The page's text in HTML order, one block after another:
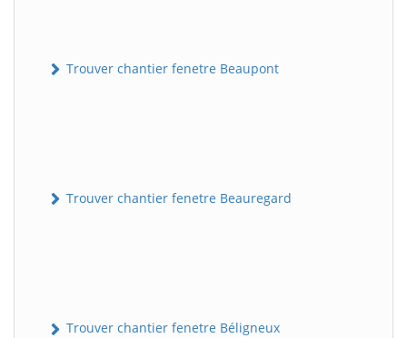
Trouver chantier fenetre Beaupont
Trouver chantier fenetre Beauregard
Trouver chantier fenetre Béligneux